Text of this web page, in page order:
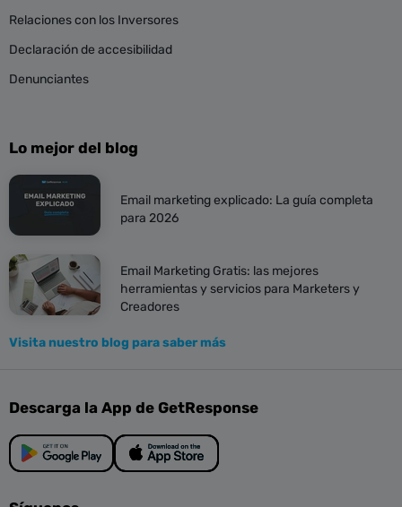
Relaciones con los Inversores
Declaración de accesibilidad
Denunciantes
Lo mejor del blog
Email marketing explicado: La guía completa
para 2026
Email Marketing Gratis: las mejores
herramientas y servicios para Marketers y
Creadores
Visita nuestro blog para saber más
Descarga la App de GetResponse